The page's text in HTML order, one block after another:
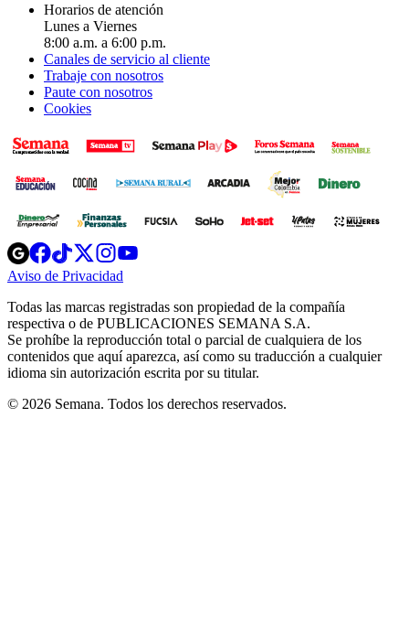
Horarios de atención
Lunes a Viernes
8:00 a.m. a 6:00 p.m.
Canales de servicio al cliente
Trabaje con nosotros
Paute con nosotros
Cookies
Opens
in
new
Opens
in
new
Opens
in
new
window
Opens
new
windowwindow
Aviso de Privacidad
new
window
Todas las marcas registradas son propiedad de la compañía
respectiva o de PUBLICACIONES SEMANA S.A.
Se prohíbe la reproducción total o parcial de cualquiera de los
contenidos que aquí aparezca, así como su traducción a cualquier
idioma sin autorización escrita por su titular.
© 2026 Semana. Todos los derechos reservados.